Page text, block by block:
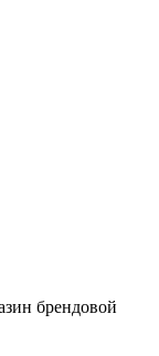
брендовой